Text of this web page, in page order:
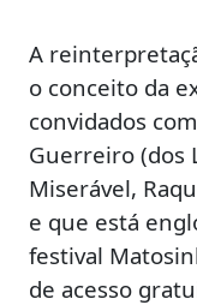
A
o conceito da
convidados
Guerreiro (dos
Miserável,
e que está
festival
de acesso